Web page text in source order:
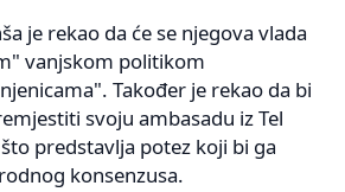
je rekao da će se njegova vlada
vanjskom politikom
Također je rekao da bi
svoju ambasadu iz Tel
predstavlja potez koji bi ga
konsenzusa.